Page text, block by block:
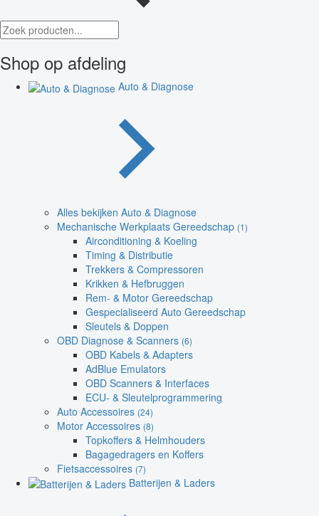
Shop op afdeling
Auto & Diagnose
Alles bekijken Auto & Diagnose
Mechanische Werkplaats Gereedschap (1)
Airconditioning & Koeling
Timing & Distributie
Trekkers & Compressoren
Krikken & Hefbruggen
Rem- & Motor Gereedschap
Gespecialiseerd Auto Gereedschap
Sleutels & Doppen
OBD Diagnose & Scanners (6)
OBD Kabels & Adapters
AdBlue Emulators
OBD Scanners & Interfaces
ECU- & Sleutelprogrammering
Auto Accessoires (24)
Motor Accessoires (8)
Topkoffers & Helmhouders
Bagagedragers en Koffers
Fietsaccessoires (7)
Batterijen & Laders